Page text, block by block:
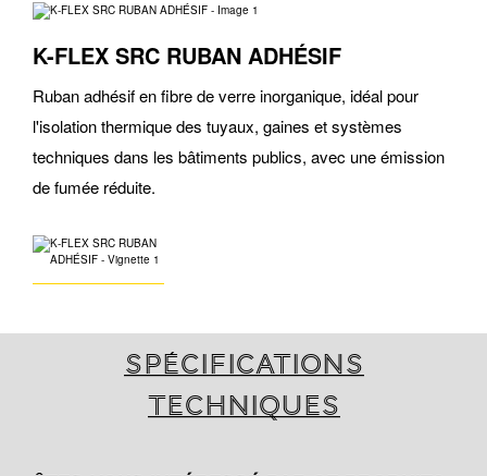
K-FLEX SRC RUBAN ADHÉSIF
Ruban adhésif en fibre de verre inorganique, idéal pour
l'isolation thermique des tuyaux, gaines et systèmes
techniques dans les bâtiments publics, avec une émission
de fumée réduite.
Spécifications
techniques